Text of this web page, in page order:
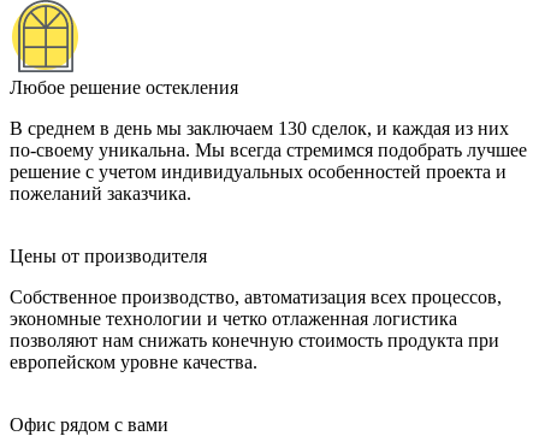
Любое решение остекления
В среднем в день мы заключаем 130 сделок, и каждая из них
по-своему уникальна. Мы всегда стремимся подобрать лучшее
решение с учетом индивидуальных особенностей проекта и
пожеланий заказчика.
Цены от производителя
Собственное производство, автоматизация всех процессов,
экономные технологии и четко отлаженная логистика
позволяют нам снижать конечную стоимость продукта при
европейском уровне качества.
Офис рядом с вами